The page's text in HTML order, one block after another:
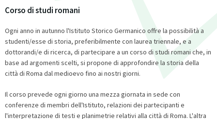
Corso di studi romani
Ogni anno in autunno l'Istituto Storico Germanico offre la possibilità a
studenti/esse di storia, preferibilmente con laurea triennale, e a
dottorandi/e di ricerca, di partecipare a un corso di studi romani che, in
base ad argomenti scelti, si propone di approfondire la storia della
città di Roma dal medioevo fino ai nostri giorni.
Il corso prevede ogni giorno una mezza giornata in sede con
conferenze di membri dell'Istituto, relazioni dei partecipanti e
l'interpretazione di testi e planimetrie relativi alla città di Roma. L'altra